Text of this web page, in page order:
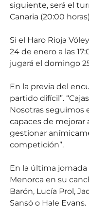
siguiente, será el
Canaria (20:00
Si el Haro Rioja
24 de enero a las
jugará el domingo
En la previa del
partido difícil”.
Nosotras seguimos
capaces de mejorar
gestionar
competición”.
En la última jornada
Menorca en su
Barón, Lucía Prol,
Sansó o Hale Evans.